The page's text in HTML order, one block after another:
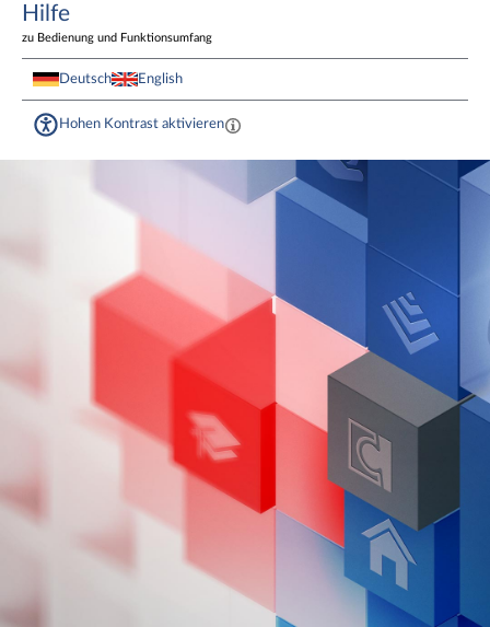
Hilfe
zu Bedienung und Funktionsumfang
Deutsch English
Hohen Kontrast aktivieren